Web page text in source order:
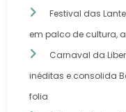
Festival das
em palco de cultura,
Carnaval da
inéditas e consolida
folia